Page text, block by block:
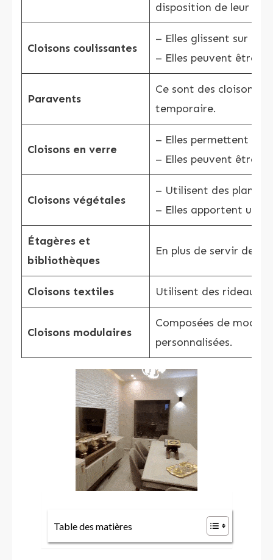
disposition de leur
Cloisons coulissantes
– Elles glissent sur
– Elles peuvent être
Paravents
Ce sont des cloisons
temporaire.
Cloisons en verre
– Elles permettent la
– Elles peuvent être
Cloisons végétales
– Utilisent des plantes
– Elles apportent une
Étagères et
bibliothèques
En plus de servir de
Cloisons textiles Utilisent des rideaux,
Cloisons modulaires
Composées de
personnalisées.
Table des matières